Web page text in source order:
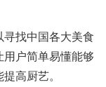
找中国各大美食
用户简单易懂能够
高厨艺。